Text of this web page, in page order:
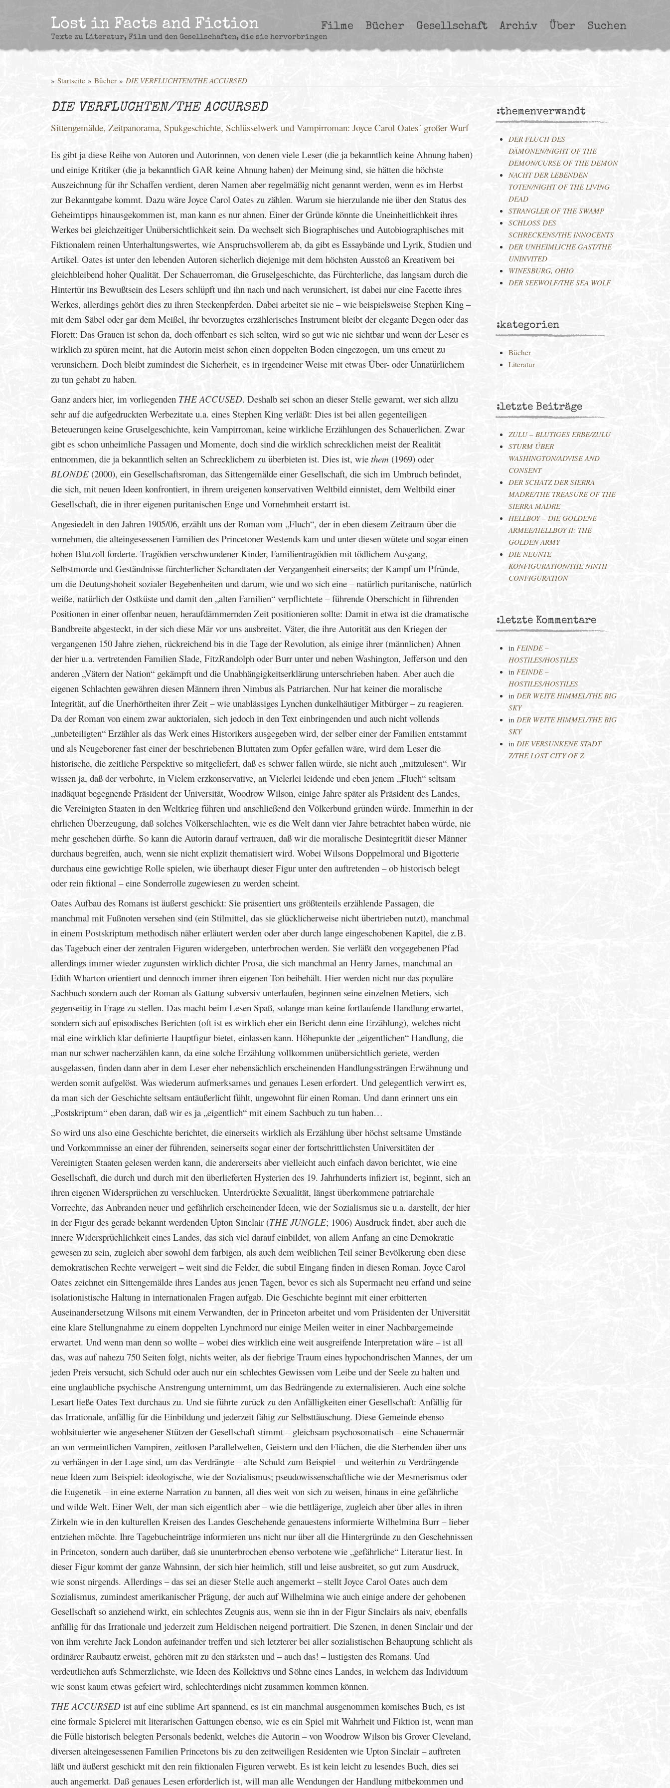
Lost in Facts and Fiction
Texte zu Literatur, Film und den Gesellschaften, die sie hervorbringen
Filme Bücher Gesellschaft Archiv Über Suchen
» Startseite » Bücher » DIE VERFLUCHTEN/THE ACCURSED
DIE VERFLUCHTEN/THE ACCURSED
Sittengemälde, Zeitpanorama, Spukgeschichte, Schlüsselwerk und Vampirroman: Joyce Carol Oates´ großer Wurf
Es gibt ja diese Reihe von Autoren und Autorinnen, von denen viele Leser (die ja bekanntlich keine Ahnung haben)
und einige Kritiker (die ja bekanntlich GAR keine Ahnung haben) der Meinung sind, sie hätten die höchste
Auszeichnung für ihr Schaffen verdient, deren Namen aber regelmäßig nicht genannt werden, wenn es im Herbst
zur Bekanntgabe kommt. Dazu wäre Joyce Carol Oates zu zählen. Warum sie hierzulande nie über den Status des
Geheimtipps hinausgekommen ist, man kann es nur ahnen. Einer der Gründe könnte die Uneinheitlichkeit ihres
Werkes bei gleichzeitiger Unübersichtlichkeit sein. Da wechselt sich Biographisches und Autobiographisches mit
Fiktionalem reinen Unterhaltungswertes, wie Anspruchsvollerem ab, da gibt es Essaybände und Lyrik, Studien und
Artikel. Oates ist unter den lebenden Autoren sicherlich diejenige mit dem höchsten Ausstoß an Kreativem bei
gleichbleibend hoher Qualität. Der Schauerroman, die Gruselgeschichte, das Fürchterliche, das langsam durch die
Hintertür ins Bewußtsein des Lesers schlüpft und ihn nach und nach verunsichert, ist dabei nur eine Facette ihres
Werkes, allerdings gehört dies zu ihren Steckenpferden. Dabei arbeitet sie nie – wie beispielsweise Stephen King –
mit dem Säbel oder gar dem Meißel, ihr bevorzugtes erzählerisches Instrument bleibt der elegante Degen oder das
Florett: Das Grauen ist schon da, doch offenbart es sich selten, wird so gut wie nie sichtbar und wenn der Leser es
wirklich zu spüren meint, hat die Autorin meist schon einen doppelten Boden eingezogen, um uns erneut zu
verunsichern. Doch bleibt zumindest die Sicherheit, es in irgendeiner Weise mit etwas Über- oder Unnatürlichem
zu tun gehabt zu haben.
Ganz anders hier, im vorliegenden THE ACCUSED. Deshalb sei schon an dieser Stelle gewarnt, wer sich allzu
sehr auf die aufgedruckten Werbezitate u.a. eines Stephen King verläßt: Dies ist bei allen gegenteiligen
Beteuerungen keine Gruselgeschichte, kein Vampirroman, keine wirkliche Erzählungen des Schauerlichen. Zwar
gibt es schon unheimliche Passagen und Momente, doch sind die wirklich schrecklichen meist der Realität
entnommen, die ja bekanntlich selten an Schrecklichem zu überbieten ist. Dies ist, wie them (1969) oder
BLONDE (2000), ein Gesellschaftsroman, das Sittengemälde einer Gesellschaft, die sich im Umbruch befindet,
die sich, mit neuen Ideen konfrontiert, in ihrem ureigenen konservativen Weltbild einnistet, dem Weltbild einer
Gesellschaft, die in ihrer eigenen puritanischen Enge und Vornehmheit erstarrt ist.
Angesiedelt in den Jahren 1905/06, erzählt uns der Roman vom „Fluch“, der in eben diesem Zeitraum über die
vornehmen, die alteingesessenen Familien des Princetoner Westends kam und unter diesen wütete und sogar einen
hohen Blutzoll forderte. Tragödien verschwundener Kinder, Familientragödien mit tödlichem Ausgang,
Selbstmorde und Geständnisse fürchterlicher Schandtaten der Vergangenheit einerseits; der Kampf um Pfründe,
um die Deutungshoheit sozialer Begebenheiten und darum, wie und wo sich eine – natürlich puritanische, natürlich
weiße, natürlich der Ostküste und damit den „alten Familien“ verpflichtete – führende Oberschicht in führenden
Positionen in einer offenbar neuen, heraufdämmernden Zeit positionieren sollte: Damit in etwa ist die dramatische
Bandbreite abgesteckt, in der sich diese Mär vor uns ausbreitet. Väter, die ihre Autorität aus den Kriegen der
vergangenen 150 Jahre ziehen, rückreichend bis in die Tage der Revolution, als einige ihrer (männlichen) Ahnen
der hier u.a. vertretenden Familien Slade, FitzRandolph oder Burr unter und neben Washington, Jefferson und den
anderen „Vätern der Nation“ gekämpft und die Unabhängigkeitserklärung unterschrieben haben. Aber auch die
eigenen Schlachten gewähren diesen Männern ihren Nimbus als Patriarchen. Nur hat keiner die moralische
Integrität, auf die Unerhörtheiten ihrer Zeit – wie unablässiges Lynchen dunkelhäutiger Mitbürger – zu reagieren.
Da der Roman von einem zwar auktorialen, sich jedoch in den Text einbringenden und auch nicht vollends
„unbeteiligten“ Erzähler als das Werk eines Historikers ausgegeben wird, der selber einer der Familien entstammt
und als Neugeborener fast einer der beschriebenen Bluttaten zum Opfer gefallen wäre, wird dem Leser die
historische, die zeitliche Perspektive so mitgeliefert, daß es schwer fallen würde, sie nicht auch „mitzulesen“. Wir
wissen ja, daß der verbohrte, in Vielem erzkonservative, an Vielerlei leidende und eben jenem „Fluch“ seltsam
inadäquat begegnende Präsident der Universität, Woodrow Wilson, einige Jahre später als Präsident des Landes,
die Vereinigten Staaten in den Weltkrieg führen und anschließend den Völkerbund gründen würde. Immerhin in der
ehrlichen Überzeugung, daß solches Völkerschlachten, wie es die Welt dann vier Jahre betrachtet haben würde, nie
mehr geschehen dürfte. So kann die Autorin darauf vertrauen, daß wir die moralische Desintegrität dieser Männer
durchaus begreifen, auch, wenn sie nicht explizit thematisiert wird. Wobei Wilsons Doppelmoral und Bigotterie
durchaus eine gewichtige Rolle spielen, wie überhaupt dieser Figur unter den auftretenden – ob historisch belegt
oder rein fiktional – eine Sonderrolle zugewiesen zu werden scheint.
Oates Aufbau des Romans ist äußerst geschickt: Sie präsentiert uns größtenteils erzählende Passagen, die
manchmal mit Fußnoten versehen sind (ein Stilmittel, das sie glücklicherweise nicht übertrieben nutzt), manchmal
in einem Postskriptum methodisch näher erläutert werden oder aber durch lange eingeschobenen Kapitel, die z.B.
das Tagebuch einer der zentralen Figuren widergeben, unterbrochen werden. Sie verläßt den vorgegebenen Pfad
allerdings immer wieder zugunsten wirklich dichter Prosa, die sich manchmal an Henry James, manchmal an
Edith Wharton orientiert und dennoch immer ihren eigenen Ton beibehält. Hier werden nicht nur das populäre
Sachbuch sondern auch der Roman als Gattung subversiv unterlaufen, beginnen seine einzelnen Metiers, sich
gegenseitig in Frage zu stellen. Das macht beim Lesen Spaß, solange man keine fortlaufende Handlung erwartet,
sondern sich auf episodisches Berichten (oft ist es wirklich eher ein Bericht denn eine Erzählung), welches nicht
mal eine wirklich klar definierte Hauptfigur bietet, einlassen kann. Höhepunkte der „eigentlichen“ Handlung, die
man nur schwer nacherzählen kann, da eine solche Erzählung vollkommen unübersichtlich geriete, werden
ausgelassen, finden dann aber in dem Leser eher nebensächlich erscheinenden Handlungssträngen Erwähnung und
werden somit aufgelöst. Was wiederum aufmerksames und genaues Lesen erfordert. Und gelegentlich verwirrt es,
da man sich der Geschichte seltsam entäußerlicht fühlt, ungewohnt für einen Roman. Und dann erinnert uns ein
„Postskriptum“ eben daran, daß wir es ja „eigentlich“ mit einem Sachbuch zu tun haben…
So wird uns also eine Geschichte berichtet, die einerseits wirklich als Erzählung über höchst seltsame Umstände
und Vorkommnisse an einer der führenden, seinerseits sogar einer der fortschrittlichsten Universitäten der
Vereinigten Staaten gelesen werden kann, die andererseits aber vielleicht auch einfach davon berichtet, wie eine
Gesellschaft, die durch und durch mit den überlieferten Hysterien des 19. Jahrhunderts infiziert ist, beginnt, sich an
ihren eigenen Widersprüchen zu verschlucken. Unterdrückte Sexualität, längst überkommene patriarchale
Vorrechte, das Anbranden neuer und gefährlich erscheinender Ideen, wie der Sozialismus sie u.a. darstellt, der hier
in der Figur des gerade bekannt werdenden Upton Sinclair (THE JUNGLE; 1906) Ausdruck findet, aber auch die
innere Widersprüchlichkeit eines Landes, das sich viel darauf einbildet, von allem Anfang an eine Demokratie
gewesen zu sein, zugleich aber sowohl dem farbigen, als auch dem weiblichen Teil seiner Bevölkerung eben diese
demokratischen Rechte verweigert – weit sind die Felder, die subtil Eingang finden in diesen Roman. Joyce Carol
Oates zeichnet ein Sittengemälde ihres Landes aus jenen Tagen, bevor es sich als Supermacht neu erfand und seine
isolationistische Haltung in internationalen Fragen aufgab. Die Geschichte beginnt mit einer erbitterten
Auseinandersetzung Wilsons mit einem Verwandten, der in Princeton arbeitet und vom Präsidenten der Universität
eine klare Stellungnahme zu einem doppelten Lynchmord nur einige Meilen weiter in einer Nachbargemeinde
erwartet. Und wenn man denn so wollte – wobei dies wirklich eine weit ausgreifende Interpretation wäre – ist all
das, was auf nahezu 750 Seiten folgt, nichts weiter, als der fiebrige Traum eines hypochondrischen Mannes, der um
jeden Preis versucht, sich Schuld oder auch nur ein schlechtes Gewissen vom Leibe und der Seele zu halten und
eine unglaubliche psychische Anstrengung unternimmt, um das Bedrängende zu externalisieren. Auch eine solche
Lesart ließe Oates Text durchaus zu. Und sie führte zurück zu den Anfälligkeiten einer Gesellschaft: Anfällig für
das Irrationale, anfällig für die Einbildung und jederzeit fähig zur Selbsttäuschung. Diese Gemeinde ebenso
wohlsituierter wie angesehener Stützen der Gesellschaft stimmt – gleichsam psychosomatisch – eine Schauermär
an von vermeintlichen Vampiren, zeitlosen Parallelwelten, Geistern und den Flüchen, die die Sterbenden über uns
zu verhängen in der Lage sind, um das Verdrängte – alte Schuld zum Beispiel – und weiterhin zu Verdrängende –
neue Ideen zum Beispiel: ideologische, wie der Sozialismus; pseudowissenschaftliche wie der Mesmerismus oder
die Eugenetik – in eine externe Narration zu bannen, all dies weit von sich zu weisen, hinaus in eine gefährliche
und wilde Welt. Einer Welt, der man sich eigentlich aber – wie die bettlägerige, zugleich aber über alles in ihren
Zirkeln wie in den kulturellen Kreisen des Landes Geschehende genauestens informierte Wilhelmina Burr – lieber
entziehen möchte. Ihre Tagebucheinträge informieren uns nicht nur über all die Hintergründe zu den Geschehnissen
in Princeton, sondern auch darüber, daß sie ununterbrochen ebenso verbotene wie „gefährliche“ Literatur liest. In
dieser Figur kommt der ganze Wahnsinn, der sich hier heimlich, still und leise ausbreitet, so gut zum Ausdruck,
wie sonst nirgends. Allerdings – das sei an dieser Stelle auch angemerkt – stellt Joyce Carol Oates auch dem
Sozialismus, zumindest amerikanischer Prägung, der auch auf Wilhelmina wie auch einige andere der gehobenen
Gesellschaft so anziehend wirkt, ein schlechtes Zeugnis aus, wenn sie ihn in der Figur Sinclairs als naiv, ebenfalls
anfällig für das Irrationale und jederzeit zum Heldischen neigend portraitiert. Die Szenen, in denen Sinclair und der
von ihm verehrte Jack London aufeinander treffen und sich letzterer bei aller sozialistischen Behauptung schlicht als
ordinärer Raubautz erweist, gehören mit zu den stärksten und – auch das! – lustigsten des Romans. Und
verdeutlichen aufs Schmerzlichste, wie Ideen des Kollektivs und Söhne eines Landes, in welchem das Individuum
wie sonst kaum etwas gefeiert wird, schlechterdings nicht zusammen kommen können.
THE ACCURSED ist auf eine sublime Art spannend, es ist ein manchmal ausgenommen komisches Buch, es ist
eine formale Spielerei mit literarischen Gattungen ebenso, wie es ein Spiel mit Wahrheit und Fiktion ist, wenn man
die Fülle historisch belegten Personals bedenkt, welches die Autorin – von Woodrow Wilson bis Grover Cleveland,
diversen alteingesessenen Familien Princetons bis zu den zeitweiligen Residenten wie Upton Sinclair – auftreten
läßt und äußerst geschickt mit den rein fiktionalen Figuren verwebt. Es ist kein leicht zu lesendes Buch, dies sei
auch angemerkt. Daß genaues Lesen erforderlich ist, will man alle Wendungen der Handlung mitbekommen und
:themenverwandt
DER FLUCH DES
DÄMONEN/NIGHT OF THE
DEMON/CURSE OF THE DEMON
NACHT DER LEBENDEN
TOTEN/NIGHT OF THE LIVING
DEAD
STRANGLER OF THE SWAMP
SCHLOSS DES
SCHRECKENS/THE INNOCENTS
DER UNHEIMLICHE GAST/THE
UNINVITED
WINESBURG, OHIO
DER SEEWOLF/THE SEA WOLF
:kategorien
Bücher
Literatur
:letzte Beiträge
ZULU – BLUTIGES ERBE/ZULU
STURM ÜBER
WASHINGTON/ADVISE AND
CONSENT
DER SCHATZ DER SIERRA
MADRE/THE TREASURE OF THE
SIERRA MADRE
HELLBOY – DIE GOLDENE
ARMEE/HELLBOY II: THE
GOLDEN ARMY
DIE NEUNTE
KONFIGURATION/THE NINTH
CONFIGURATION
:letzte Kommentare
in FEINDE –
HOSTILES/HOSTILES
in FEINDE –
HOSTILES/HOSTILES
in DER WEITE HIMMEL/THE BIG
SKY
in DER WEITE HIMMEL/THE BIG
SKY
in DIE VERSUNKENE STADT
Z/THE LOST CITY OF Z